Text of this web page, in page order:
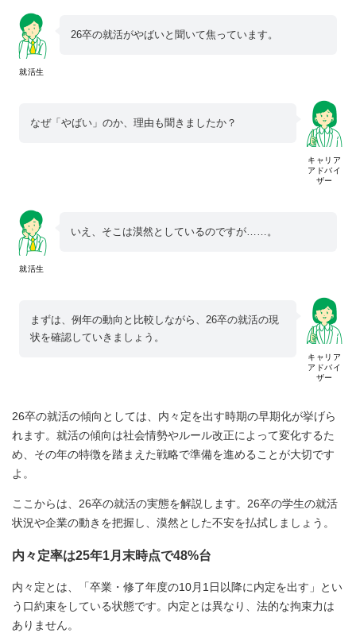
就活生
26卒の就活がやばいと聞いて焦っています。
キャリア
アドバイ
ザー
なぜ「やばい」のか、理由も聞きましたか？
就活生
いえ、そこは漠然としているのですが……。
キャリア
アドバイ
ザー
まずは、例年の動向と比較しながら、26卒の就活の現
状を確認していきましょう。
26卒の就活の傾向としては、内々定を出す時期の早期化が挙げら
れます。就活の傾向は社会情勢やルール改正によって変化するた
め、その年の特徴を踏まえた戦略で準備を進めることが大切です
よ。
ここからは、26卒の就活の実態を解説します。26卒の学生の就活
状況や企業の動きを把握し、漠然とした不安を払拭しましょう。
内々定率は25年1月末時点で48%台
内々定とは、「卒業・修了年度の10月1日以降に内定を出す」とい
う口約束をしている状態です。内定とは異なり、法的な拘束力は
ありません。